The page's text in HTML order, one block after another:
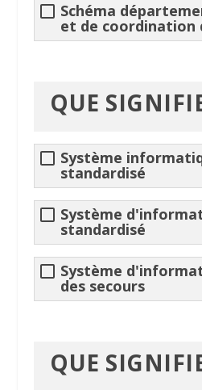
Schéma
et de coordination
QUE
Système
standardisé
Système
standardisé
Système
des secours
QUE